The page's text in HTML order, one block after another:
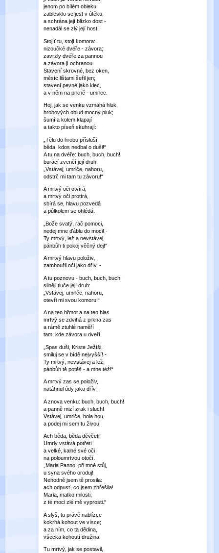
jenom po bílém obleku
zablesklo se jest v útěku,
a schrána její blízko dost -
nenadál se zlý její host!
Stojíť tu, stojí komora:
nizoučké dvéře - závora;
zavrzly dvéře za pannou
a závora jí ochranou.
Stavení skrovné, bez oken,
měsíc lištami šeřil jen;
stavení pevné jako klec,
a v něm na prkně - umrlec.
Hoj, jak se venku vzmáhá hluk,
hrobových oblud mocný pluk;
šumí a kolem klapají
a takto píseň skuhrají:
„Tělu do hrobu přísluší,
běda, kdos nedbal o duši!“
A tu na dvéře: buch, buch, buch!
burácí zvenčí její druh:
„Vstávej, umrlče, nahoru,
odstrč mi tam tu závoru!“
A mrtvý oči otvírá,
a mrtvý oči protírá,
sbírá se, hlavu pozvedá
a půlkolem se ohlédá.
„Bože svatý, rač pomoci,
nedej mne ďáblu do moci! -
Ty mrtvý, lež a nevstávej,
pánbůh ti pokoj věčný dej!“
A mrtvý hlavu položiv,
zamhouřil oči jako dřív. -
A tu poznovu - buch, buch, buch!
silněji tluče její druh:
„Vstávej, umrlče, nahoru,
otevři mi svou komoru!“
A na ten hřmot a na ten hlas
mrtvý se zdvihá z prkna zas
a rámě ztuhlé naměří
tam, kde závora u dveří.
„Spas duši, Kriste Ježíši,
smiluj se v bídě nejvyšší! -
Ty mrtvý, nevstávej a lež;
pánbůh tě potěš - a mne též!“
A mrtvý zas se položiv,
natáhnul údy jako dřív. -
A znova venku: buch, buch, buch!
a panně mizí zrak i sluch!
Vstávej, umrlče, hola hou,
a podej mi sem tu živou!
Ach běda, běda děvčeti!
Umrlý vstává potřetí
a velké, kalné své oči
na poloumrtvou otočí.
„Maria Panno, při mně stůj,
u syna svého oroduj!
Nehodně jsem tě prosila:
ach odpusť, co jsem zhřešila!
Maria, matko milosti,
z té moci zlé mě vyprosti.“
A slyš, tu právě nablízce
kokrhá kohout ve vísce;
a za ním, co ta dědina,
všecka kohoutí družina.
Tu mrtvý, jak se postavil,